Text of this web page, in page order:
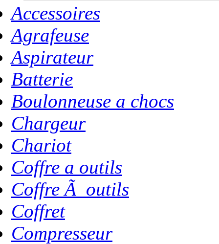
Accessoires
Agrafeuse
Aspirateur
Batterie
Boulonneuse a chocs
Chargeur
Chariot
Coffre a outils
Coffre Ã outils
Coffret
Compresseur